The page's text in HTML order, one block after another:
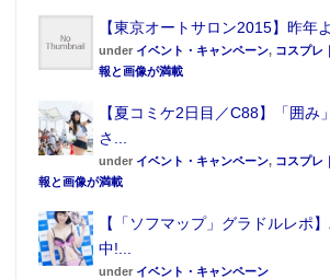
【東京オートサロン2015】昨年
under イベント・キャンペーン, コスプレ
報と画像が満載
【夏コミケ2日目／C88】「囲み
さ...
under イベント・キャンペーン, コスプレ
報と画像が満載
【「ソフマップ」グラドルレポ
中!...
under イベント・キャンペーン